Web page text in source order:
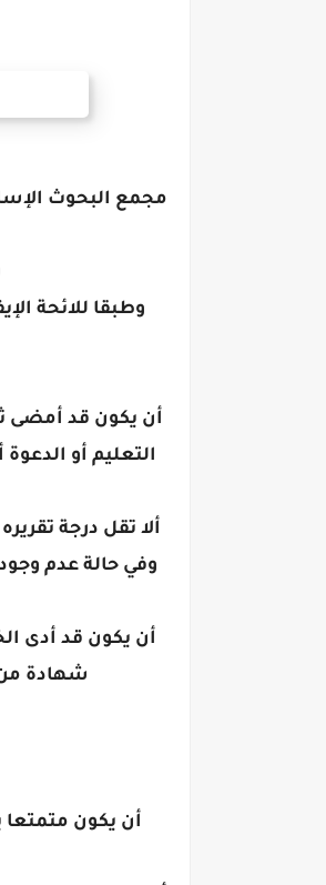
وطبقا للائحة
أن يكون قد أمضى
التعليم أو
وفي حالة عدم وجود
أن يكون قد أدى
شهادة من
أن يكون متمتعا